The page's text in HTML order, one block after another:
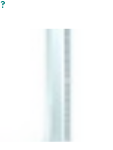
?